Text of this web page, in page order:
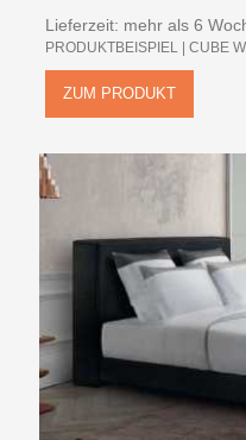
Lieferzeit: mehr als 6
PRODUKTBEISPIEL | CUBE
ZUM PRODUKT